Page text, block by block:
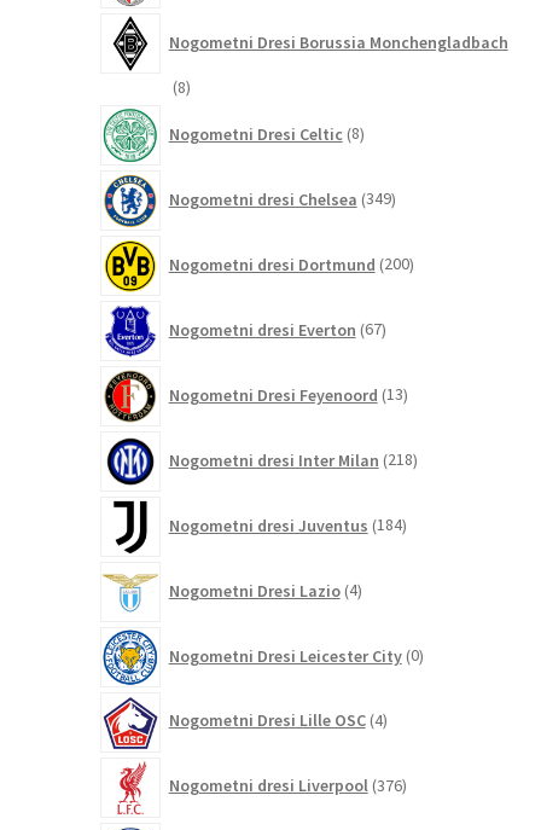
Nogometni Dresi Borussia Monchengladbach
88
Nogometni Dresi Celtic 8izdelkov
Nogometni dresi Chelsea 349izdelkov
Nogometni dresi Dortmund 200izdelkov
Nogometni dresi Everton 67izdelkov
Nogometni Dresi Feyenoord 13izdelkov
Nogometni dresi Inter Milan 218izdelkov
Nogometni dresi Juventus 184izdelkov
Nogometni Dresi Lazio 4izdelki
Nogometni Dresi Leicester City 0izdelkov
Nogometni Dresi Lille OSC 4izdelki
Nogometni dresi Liverpool 376izdelkov